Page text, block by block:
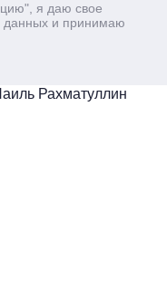
, я даю свое
данных и принимаю